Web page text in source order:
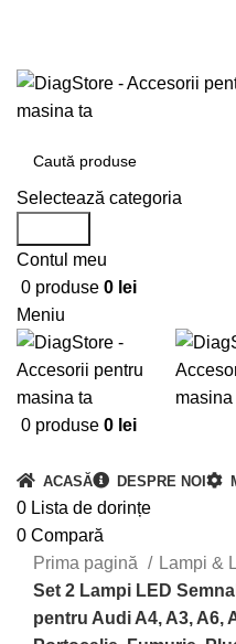
Selectează categoria
Contul meu
0 produse 0 lei
Meniu
0 produse 0 lei
ACASĂ DESPRE NOI
0 Lista de dorințe
0 Compară
Prima pagină
Lampi &
Set 2 Lampi LED
pentru Audi A4, A3, A6,